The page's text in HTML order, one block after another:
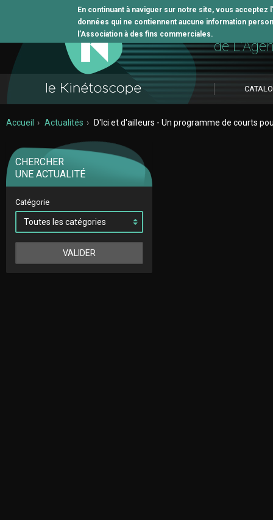
En continuant à naviguer sur notre site, vous
données qui ne contiennent aucune information
l’Association à des fins commerciales. L'outil
de
Accueil Actualités D'Ici et d'ailleurs - Un programme de courts
CHERCHER
UNE ACTUALITÉ
Catégorie